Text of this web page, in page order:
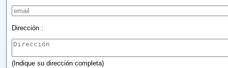
Dirección :
(Indique su dirección completa)